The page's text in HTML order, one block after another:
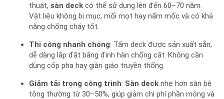
thuật, sàn deck có thể sử dụng lên đến 60–70 năm.
Vật liệu không bị mục, mối mọt hay nấm mốc và có khả
năng chống cháy tốt.
Thi công nhanh chóng: Tấm deck được sản xuất sẵn,
dễ dàng lắp đặt bằng đinh hàn chống cắt. Không cần
dùng cốp pha hay giàn giáo truyền thống.
Giảm tải trọng công trình: Sàn deck nhẹ hơn sàn bê
tông thường từ 30–50%, giúp giảm chi phí phần móng và